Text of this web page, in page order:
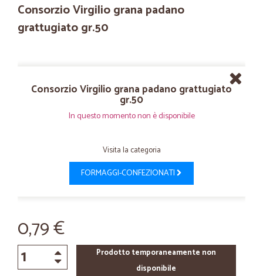
Consorzio Virgilio grana padano
grattugiato gr.50
Consorzio Virgilio grana padano grattugiato
gr.50
In questo momento non è disponibile
Visita la categoria
FORMAGGI-CONFEZIONATI
0,79 €
Prodotto temporaneamente non
disponibile